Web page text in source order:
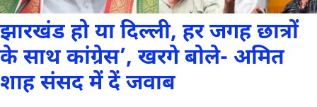
झारखंड हो या दिल्ली, हर जगह छात्रों
के साथ कांग्रेस’, खरगे बोले- अमित
शाह संसद में दें जवाब